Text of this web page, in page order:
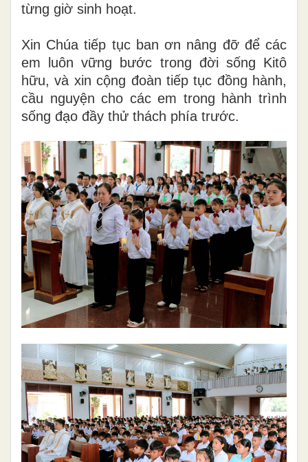
từng giờ sinh hoạt.
Xin Chúa tiếp tục ban ơn nâng đỡ để các
em luôn vững bước trong đời sống Kitô
hữu, và xin cộng đoàn tiếp tục đồng hành,
cầu nguyện cho các em trong hành trình
sống đạo đầy thử thách phía trước.